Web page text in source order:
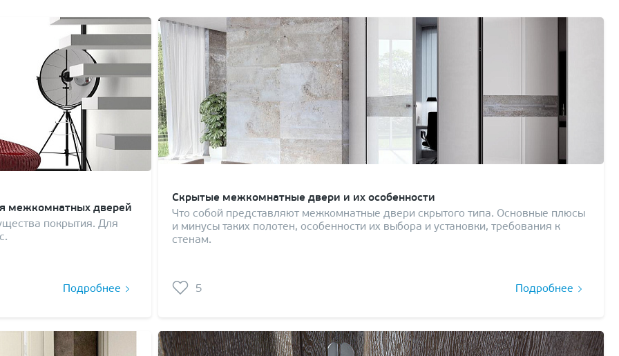
межкомнатных дверей
покрытия. Для
Подробнее
Скрытые межкомнатные двери и их особенности
Что собой представляют межкомнатные двери скрытого типа. Основные плюсы
и минусы таких полотен, особенности их выбора и установки, требования к
стенам.
5 Подробнее